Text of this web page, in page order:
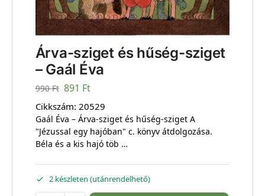
Árva-sziget és hűség-sziget
– Gaál Éva
990Ft 891 Ft
Cikkszám: 20529
Gaál Éva – Árva-sziget és hűség-sziget A
"Jézussal egy hajóban" c. könyv átdolgozása.
Béla és a kis hajó töb …
2 készleten (utánrendelhető)